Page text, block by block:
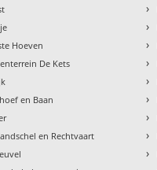
Hoeven
De Kets
en Baan
en Rechtvaart
›
›
›
›
›
›
›
›
›